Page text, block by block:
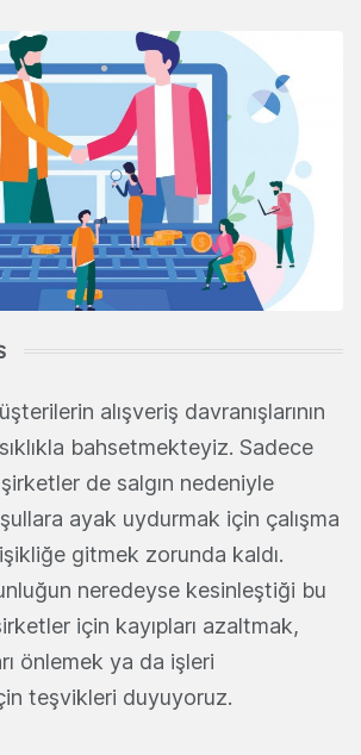
alışveriş davranışlarının
bahsetmekteyiz. Sadece
de salgın nedeniyle
ayak uydurmak için çalışma
gitmek zorunda kaldı.
neredeyse kesinleştiği bu
için kayıpları azaltmak,
önlemek ya da işleri
teşvikleri duyuyoruz.